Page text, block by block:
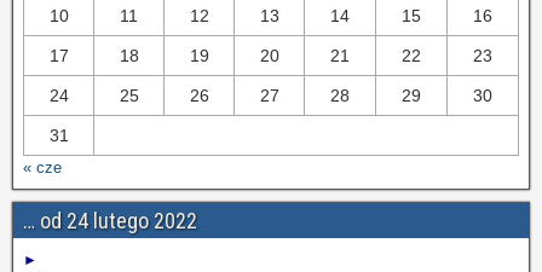
10 11 12 13 14 15 16
17 18 19 20 21 22 23
24 25 26 27 28 29 30
31
« cze
… od 24 lutego 2022
►